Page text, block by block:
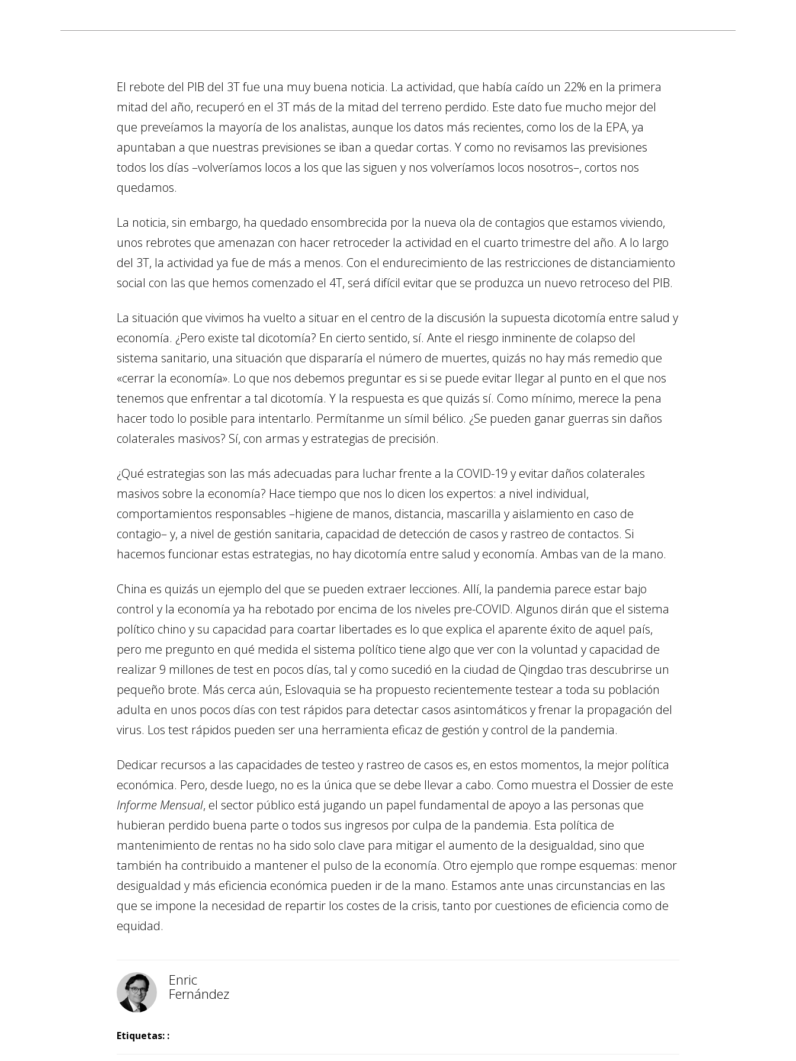
El rebote del PIB del 3T fue una muy buena noticia. La actividad, que había caído un 22% en la primera
mitad del año, recuperó en el 3T más de la mitad del terreno perdido. Este dato fue mucho mejor del
que preveíamos la mayoría de los analistas, aunque los datos más recientes, como los de la EPA, ya
apuntaban a que nuestras previsiones se iban a quedar cortas. Y como no revisamos las previsiones
todos los días –volveríamos locos a los que las siguen y nos volveríamos locos nosotros–, cortos nos
quedamos.
La noticia, sin embargo, ha quedado ensombrecida por la nueva ola de contagios que estamos viviendo,
unos rebrotes que amenazan con hacer retroceder la actividad en el cuarto trimestre del año. A lo largo
del 3T, la actividad ya fue de más a menos. Con el endurecimiento de las restricciones de distanciamiento
social con las que hemos comenzado el 4T, será difícil evitar que se produzca un nuevo retroceso del PIB.
La situación que vivimos ha vuelto a situar en el centro de la discusión la supuesta dicotomía entre salud y
economía. ¿Pero existe tal dicotomía? En cierto sentido, sí. Ante el riesgo inminente de colapso del
sistema sanitario, una situación que dispararía el número de muertes, quizás no hay más remedio que
«cerrar la economía». Lo que nos debemos preguntar es si se puede evitar llegar al punto en el que nos
tenemos que enfrentar a tal dicotomía. Y la respuesta es que quizás sí. Como mínimo, merece la pena
hacer todo lo posible para intentarlo. Permítanme un símil bélico. ¿Se pueden ganar guerras sin daños
colaterales masivos? Sí, con armas y estrategias de precisión.
¿Qué estrategias son las más adecuadas para luchar frente a la COVID-19 y evitar daños colaterales
masivos sobre la economía? Hace tiempo que nos lo dicen los expertos: a nivel individual,
comportamientos responsables –higiene de manos, distancia, mascarilla y aislamiento en caso de
contagio– y, a nivel de gestión sanitaria, capacidad de detección de casos y rastreo de contactos. Si
hacemos funcionar estas estrategias, no hay dicotomía entre salud y economía. Ambas van de la mano.
China es quizás un ejemplo del que se pueden extraer lecciones. Allí, la pandemia parece estar bajo
control y la economía ya ha rebotado por encima de los niveles pre-COVID. Algunos dirán que el sistema
político chino y su capacidad para coartar libertades es lo que explica el aparente éxito de aquel país,
pero me pregunto en qué medida el sistema político tiene algo que ver con la voluntad y capacidad de
realizar 9 millones de test en pocos días, tal y como sucedió en la ciudad de Qingdao tras descubrirse un
pequeño brote. Más cerca aún, Eslovaquia se ha propuesto recientemente testear a toda su población
adulta en unos pocos días con test rápidos para detectar casos asintomáticos y frenar la propagación del
virus. Los test rápidos pueden ser una herramienta eficaz de gestión y control de la pandemia.
Dedicar recursos a las capacidades de testeo y rastreo de casos es, en estos momentos, la mejor política
económica. Pero, desde luego, no es la única que se debe llevar a cabo. Como muestra el Dossier de este
Informe Mensual, el sector público está jugando un papel fundamental de apoyo a las personas que
hubieran perdido buena parte o todos sus ingresos por culpa de la pandemia. Esta política de
mantenimiento de rentas no ha sido solo clave para mitigar el aumento de la desigualdad, sino que
también ha contribuido a mantener el pulso de la economía. Otro ejemplo que rompe esquemas: menor
desigualdad y más eficiencia económica pueden ir de la mano. Estamos ante unas circunstancias en las
que se impone la necesidad de repartir los costes de la crisis, tanto por cuestiones de eficiencia como de
equidad.
Enric
Fernández
Etiquetas: